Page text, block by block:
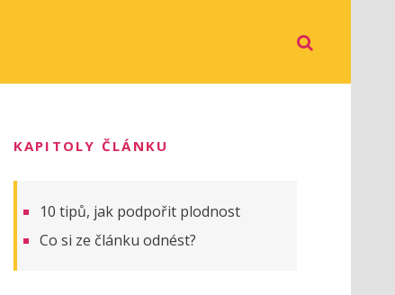
KAPITOLY ČLÁNKU
10 tipů, jak podpořit plodnost
Co si ze článku odnést?